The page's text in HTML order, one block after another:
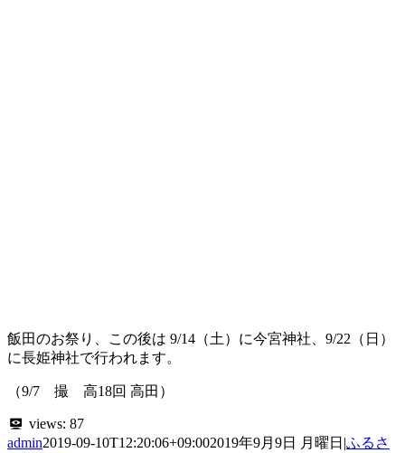
飯田のお祭り、この後は 9/14（土）に今宮神社、9/22（日）
に長姫神社で行われます。
（9/7 撮 高18回 高田）
views: 87
admin2019-09-10T12:20:06+09:002019年9月9日 月曜日 |ふるさ